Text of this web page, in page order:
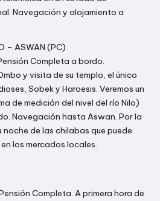
Navegación y alojamiento a
– ASWAN (PC)
Completa a bordo.
y visita de su templo, el único
Sobek y Haroesis. Veremos un
de medición del nivel del río Nilo)
Navegación hasta Aswan. Por la
de las chilabas que puede
los mercados locales.
Completa. A primera hora de